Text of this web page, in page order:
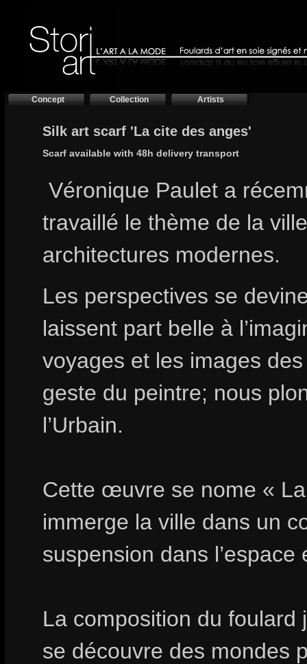
Concept Collection Artists
Silk art scarf 'La cite des anges'
Scarf available with 48h delivery transport
Véronique Paulet a
travaillé le thème de la
architectures modernes.
Les perspectives se
laissent part belle à
voyages et les images
geste du peintre; nous
l’Urbain.
Cette œuvre se nome «
immerge la ville dans un
suspension dans
La composition du foulard
se découvre des mondes